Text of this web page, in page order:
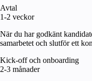
Avtal
1-2 veckor
När du har godkänt
samarbetet och slutför ett
Kick-off och onboarding
2-3 månader